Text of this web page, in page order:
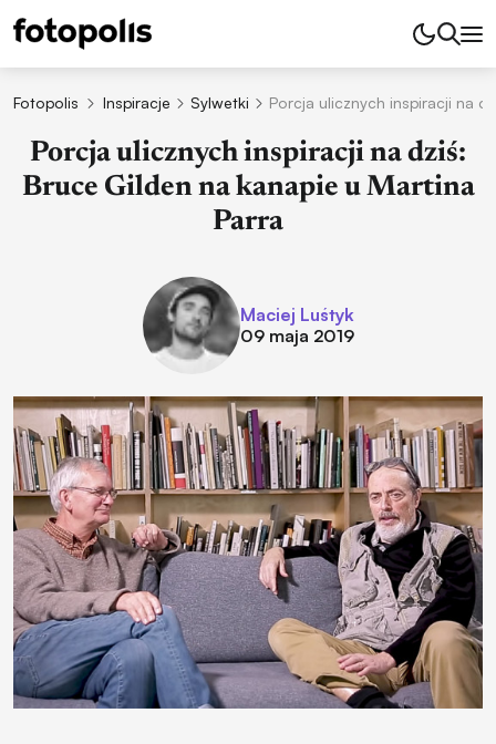
Fotopolis Inspiracje Sylwetki Porcja ulicznych inspiracji na
Porcja ulicznych inspiracji na dziś:
Bruce Gilden na kanapie u Martina
Parra
Maciej Luśtyk
09 maja 2019